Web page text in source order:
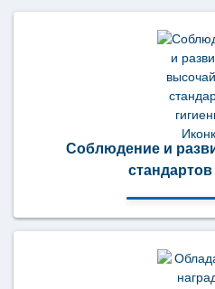
Соблюдение и